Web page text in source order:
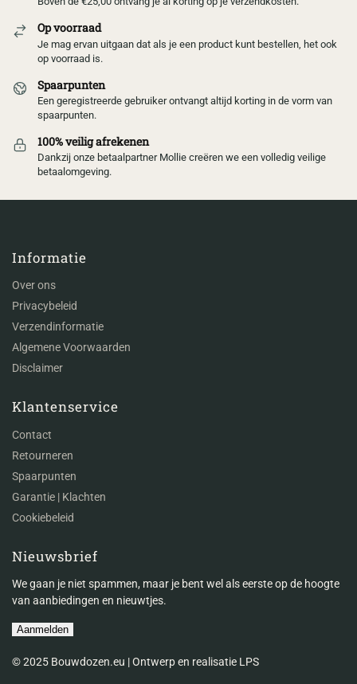
Op voorraad
Je mag ervan uitgaan dat als je een product kunt bestellen, het ook
op voorraad is.
Spaarpunten
Een geregistreerde gebruiker ontvangt altijd korting in de vorm van
spaarpunten.
100% veilig afrekenen
Dankzij onze betaalpartner Mollie creëren we een volledig veilige
betaalomgeving.
Informatie
Over ons
Privacybeleid
Verzendinformatie
Algemene Voorwaarden
Disclaimer
Klantenservice
Contact
Retourneren
Spaarpunten
Garantie | Klachten
Cookiebeleid
Nieuwsbrief
We gaan je niet spammen, maar je bent wel als eerste op de hoogte
van aanbiedingen en nieuwtjes.
Aanmelden
© 2025 Bouwdozen.eu | Ontwerp en realisatie LPS